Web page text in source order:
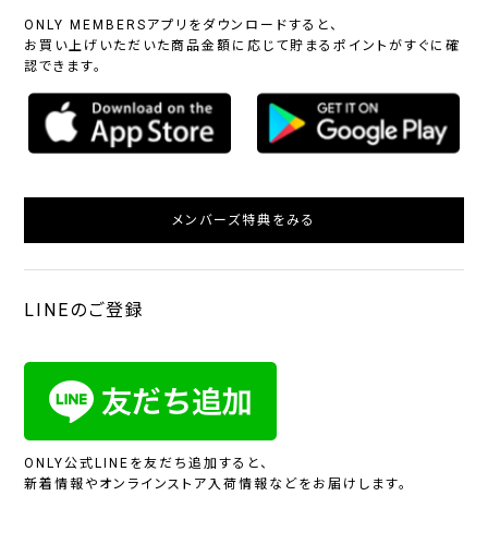
ONLY MEMBERSアプリをダウンロードすると、
お買い上げいただいた商品金額に応じて貯まるポイントがすぐに確
認できます。
メンバーズ特典をみる
LINEのご登録
ONLY公式LINEを友だち追加すると、
新着情報やオンラインストア入荷情報などをお届けします。